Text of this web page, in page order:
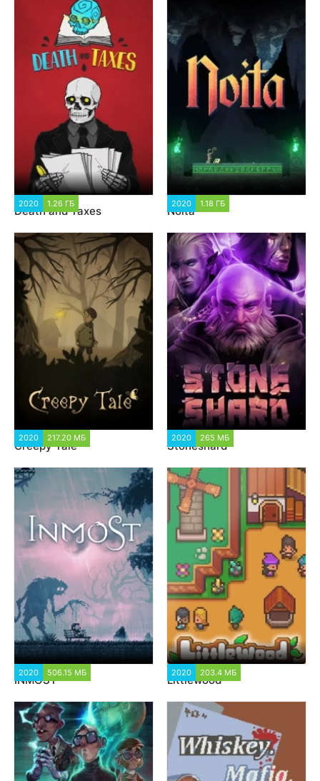
2020 1.26 ГБ
Death and Taxes
2020 1.18 ГБ
Noita
2020 217.20 МБ
Creepy Tale
2020 265 МБ
Stoneshard
2020 506.15 МБ
INMOST
2020 203.4 МБ
Littlewood